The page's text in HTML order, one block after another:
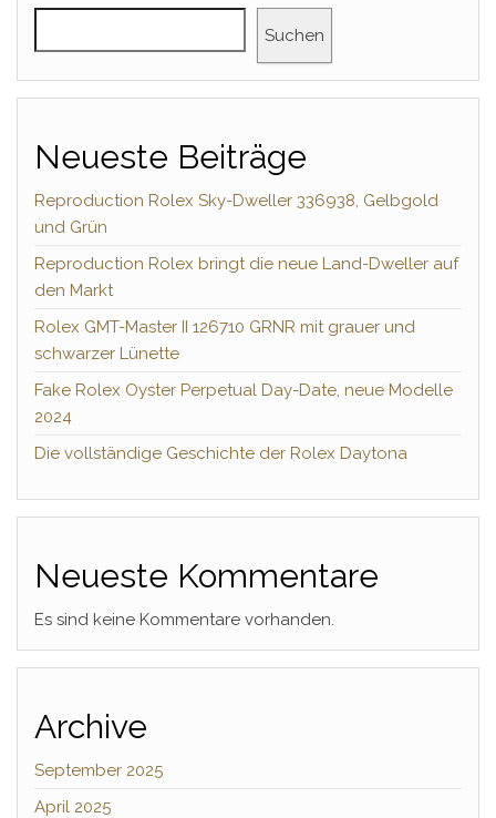
Suchen
Neueste Beiträge
Reproduction Rolex Sky-Dweller 336938, Gelbgold
und Grün
Reproduction Rolex bringt die neue Land-Dweller auf
den Markt
Rolex GMT-Master II 126710 GRNR mit grauer und
schwarzer Lünette
Fake Rolex Oyster Perpetual Day-Date, neue Modelle
2024
Die vollständige Geschichte der Rolex Daytona
Neueste Kommentare
Es sind keine Kommentare vorhanden.
Archive
September 2025
April 2025